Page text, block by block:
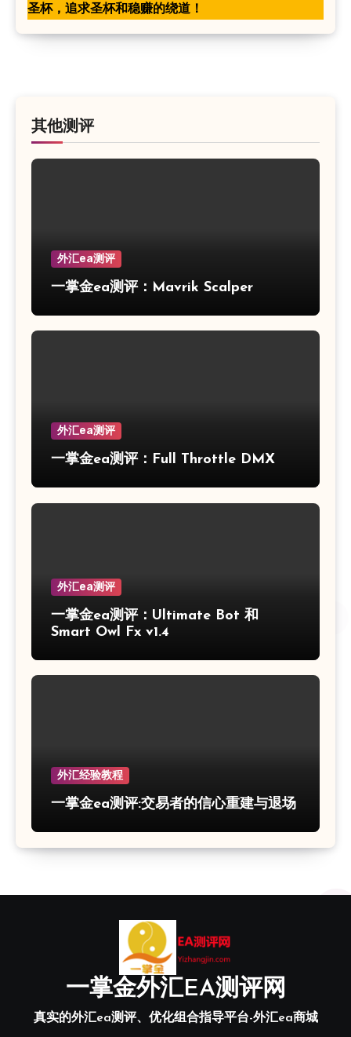
圣杯，追求圣杯和稳赚的绕道！
其他测评
外汇ea测评
一掌金ea测评：Mavrik Scalper
外汇ea测评
一掌金ea测评：Full Throttle DMX
外汇ea测评
一掌金ea测评：Ultimate Bot 和
Smart Owl Fx v1.4
外汇经验教程
一掌金ea测评:交易者的信心重建与退场
一掌金外汇EA测评网
真实的外汇ea测评、优化组合指导平台-外汇ea商城